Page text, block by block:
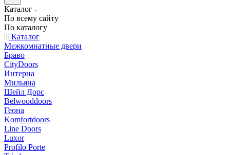
Каталог
По всему сайту
По каталогу
Каталог
Межкомнатные двери
Браво
CityDoors
Интерна
Мильяна
Шейл Дорс
Belwooddoors
Геона
Komfortdoors
Line Doors
Luxor
Profilo Porte